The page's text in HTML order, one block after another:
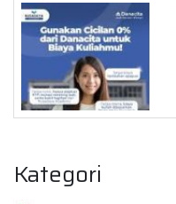
Kategori